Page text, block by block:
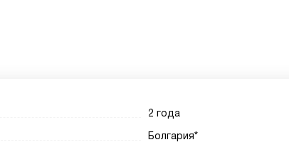
2 года
Болгария*